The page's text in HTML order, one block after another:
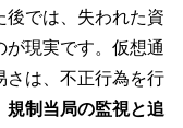
後では、失われた資
現実です。仮想通
さは、不正行為を行
規制当局の監視と追